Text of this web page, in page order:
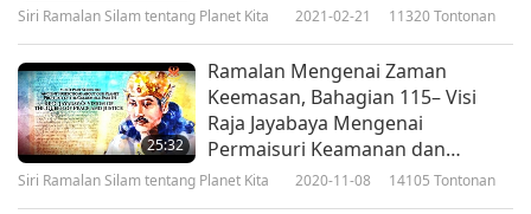
8
20:24
Ramalan Bahagian 246 –
Ramalan oleh Tukang Ramal
England, Mother Shipton
Siri Ramalan Silam tentang Planet Kita 2023-05-14 6287
Ramalan Bahagian 247 –
Siri Ramalan Silam tentang Planet Kita 2021-02-21 11320Tontonan
25:32
Ramalan Mengenai Zaman
Keemasan, Bahagian 115– Visi
Raja Jayabaya Mengenai
Permaisuri Keamanan dan
Keadilan
Siri Ramalan Silam tentang Planet Kita 2020-11-08 14105 Tontonan